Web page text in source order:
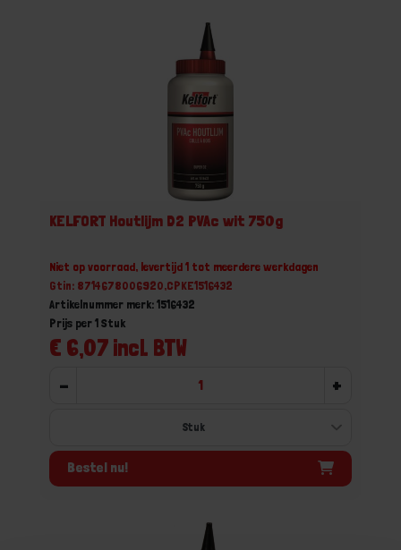
KELFORT Houtlijm D2 PVAc wit 750g
Niet op voorraad, levertijd 1 tot meerdere werkdagen
Gtin: 8714678006920,CPKE1516432
Artikelnummer merk: 1516432
€ 6,07 incl. BTW
Prijs per 1 Stuk
- +
Bestel nu!